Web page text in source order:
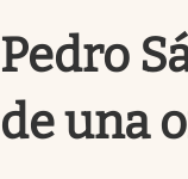
Pedro
de una